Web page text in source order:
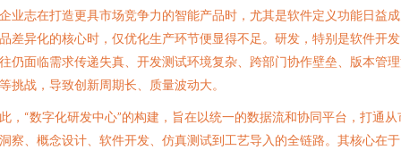
业志在打造更具市场竞争力的智能产品时，尤其是软件定义功能日益
差异化的核心时，仅优化生产环节便显得不足。研发，特别是软件开
仍面临需求传递失真、开发测试环境复杂、跨部门协作壁垒、版本管
挑战，导致创新周期长、质量波动大。
，“数字化研发中心”的构建，旨在以统一的数据流和协同平台，打通从
察、概念设计、软件开发、仿真测试到工艺导入的全链路。其核心在